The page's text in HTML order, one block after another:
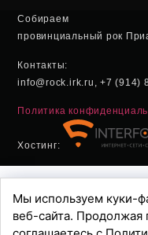
Собираем
провинциальный рок
Контакты:
info@rock.irk.ru, +7 (914)
Политика
Хостинг:
Мы используем куки-
веб-сайта. Продолжая